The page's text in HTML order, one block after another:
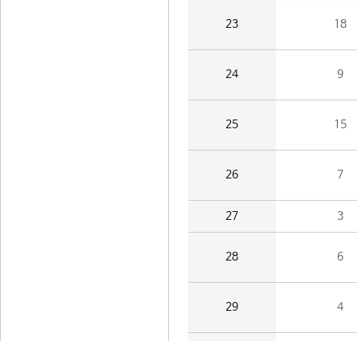
23 18
24 9
25 15
26 7
27 3
28 6
29 4